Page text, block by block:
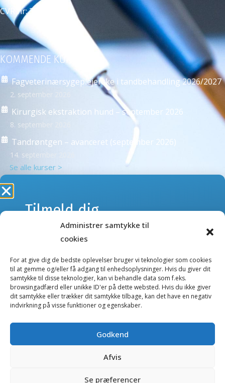
Administrer samtykke til
cookies
For at give dig de bedste oplevelser bruger vi teknologier som cookies
til at gemme og/eller få adgang til enhedsoplysninger. Hvis du giver dit
samtykke til disse teknologier, kan vi behandle data som f.eks.
browsingadfærd eller unikke ID'er på dette websted. Hvis du ikke giver
dit samtykke eller trækker dit samtykke tilbage, kan det have en negativ
indvirkning på visse funktioner og egenskaber.
Godkend
Afvis
Se præferencer
CVR nr: 39584271
KOMMENDE KURSER
Fagveterinærsygeplejerske i tandbehandling 2026/2027
2. september 2026
Kirurgisk ekstraktion hund – september 2026
8. september 2026
Tandrøntgen – avanceret (september 2026)
14. september 2026
Se alle kurser >
NYHEDSBREVE
Tilmeld dig vores nyhedsbreve og få besked om kurser
eller nye produkter og tilbud i webshoppen.
Kurser nyhedsbrev
Webshop nyhedsbrev
Salgs- og handelsbetingelser
Fortrolighedserklæring
Tilmeld dig
webshoppens
Gå ikke glip af nyheder og tilbud.
E-
(Påkrævet)
TandDyreklinikken må opbevare mine data og